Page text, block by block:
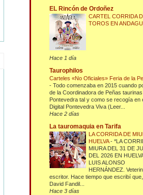
EL Rincón de Ordoñez
CARTEL CORRIDA
TOROS EN
Hace 1 día
Taurophilos
Carteles «No Oficiales» Feria de la
-Todo comenzaba en 2015 cuando
de la Coordinadora de Peñas
Pontevedra tal y como se recogía en
Digital Pontevedra Viva (Leer...
Hace 2 días
La tauromaquia en Tarifa
LA CORRIDA DE
HUELVA-*LA
MIURA DEL 31 DE
DEL 2026 EN
LUIS ALONSO
HERNÁNDEZ.
escritor. Hace tiempo que escribí
David Fandil...
Hace 3 días